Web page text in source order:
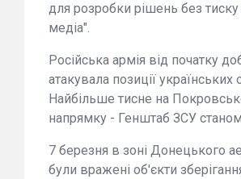
для розробки рішень без
медіа".
Російська армія від початку
атакувала позиції українських
Найбільше тисне на
напрямку - Генштаб ЗСУ
7 березня в зоні Донецького
були вражені об'єкти